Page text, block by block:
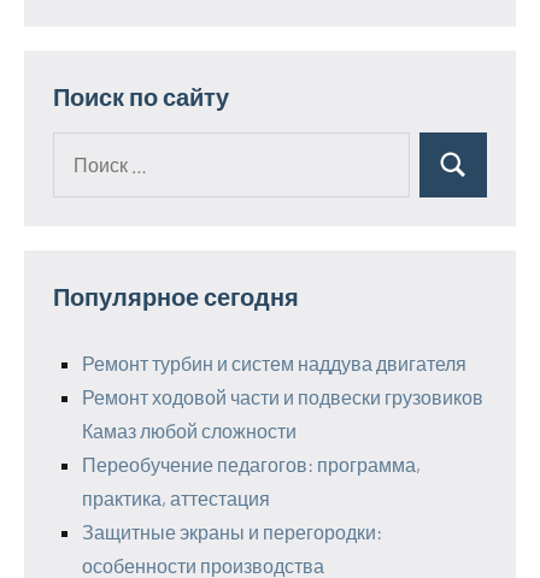
Поиск по сайту
Поиск
Популярное сегодня
Ремонт турбин и систем наддува двигателя
Ремонт ходовой части и подвески грузовиков
Камаз любой сложности
Переобучение педагогов: программа,
практика, аттестация
Защитные экраны и перегородки:
особенности производства